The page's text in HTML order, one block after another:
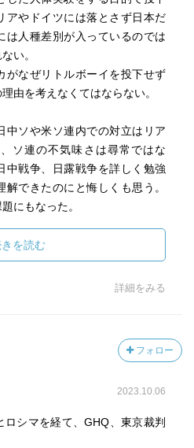
こえたんごかつぎ」って呼んで
ダムシなどを代表とする蟯虫
らをお腹に飼っていたのだっ
の中で産みその卵は屎として尻
は肥料として畑に撒かれ野菜
。虫下しという名前の薬があっ
らひり出したものだった。僕自
ばかなり貴重やなぁーあの経
カ間の多くの移動手段は航空機
っとも軍関係に限ってはいたみ
とジョンストン島で給油」とあ
ない島だった。どうしてハワイ
思った。グアムからだと当時は
いだ読んだ記事を思い出した。
アやドイツには落とさず日本だ
は人種差別が入っているのでは
い。
がなぜリトルボーイを投下せず
由を考えなくてはならない。
中ソや米ソ連内での対立はリア
ソ連の不気味さは尋常ではな
中戦争、日露戦争を詳しく勉強
解できたのにと悔しくも思う。
にもなった。
を読む
詳細をみる
フォロー
2023.10.06
シマを経て、GHQ、東京裁判